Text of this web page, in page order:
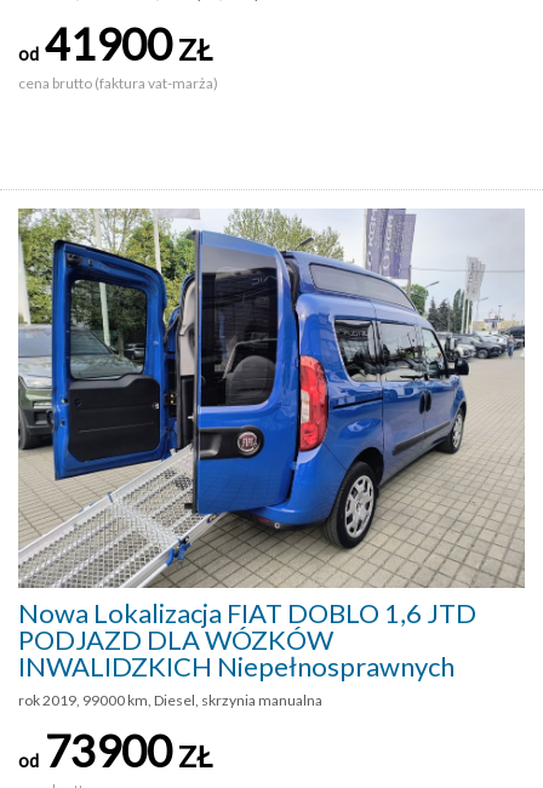
od 41900ZŁ
cena brutto (faktura vat-marża)
Nowa Lokalizacja FIAT DOBLO 1,6 JTD
PODJAZD DLA WÓZKÓW
INWALIDZKICH Niepełnosprawnych
rok 2019, 99000 km, Diesel, skrzynia manualna
od 73900ZŁ